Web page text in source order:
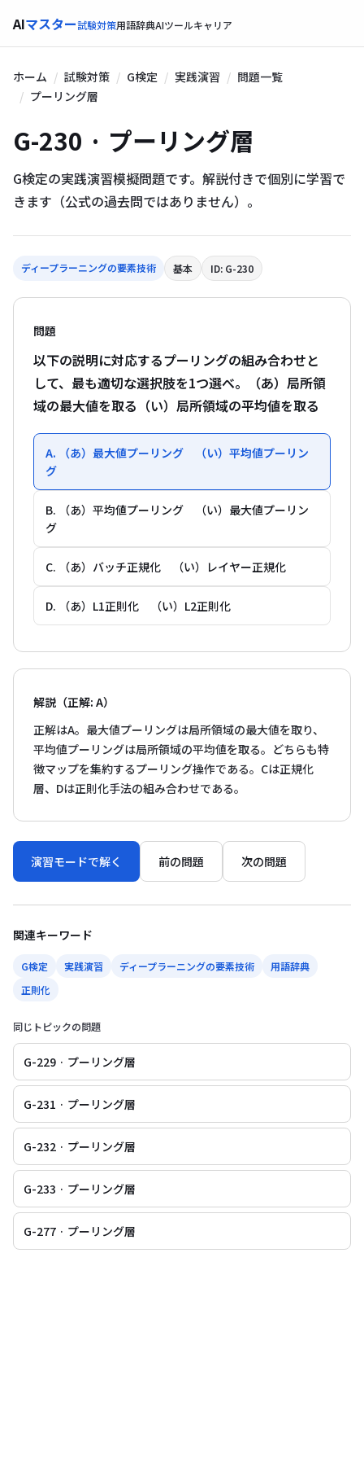
AIマスター試験対策用語辞典AIツールキャリア
ホーム 試験対策 G検定 実践演習
問題一覧
プーリング層
G-230 · プーリング層
G検定の実践演習模擬問題です。解説付きで個別に学習で
きます（公式の過去問ではありません）。
ディープラーニングの要素技術 基本 ID: G-230
問題
以下の説明に対応するプーリングの組み合わせと
して、最も適切な選択肢を1つ選べ。（あ）局所領
域の最大値を取る（い）局所領域の平均値を取る
A. （あ）最大値プーリング （い）平均値プーリン
グ
B. （あ）平均値プーリング （い）最大値プーリン
グ
C. （あ）バッチ正規化 （い）レイヤー正規化
D. （あ）L1正則化 （い）L2正則化
解説（正解: A）
正解はA。最大値プーリングは局所領域の最大値を取り、
平均値プーリングは局所領域の平均値を取る。どちらも特
徴マップを集約するプーリング操作である。Cは正規化
層、Dは正則化手法の組み合わせである。
演習モードで解く 前の問題 次の問題
関連キーワード
G検定 実践演習 ディープラーニングの要素技術
用語辞典
正則化
同じトピックの問題
G-229 · プーリング層
G-231 · プーリング層
G-232 · プーリング層
G-233 · プーリング層
G-277 · プーリング層